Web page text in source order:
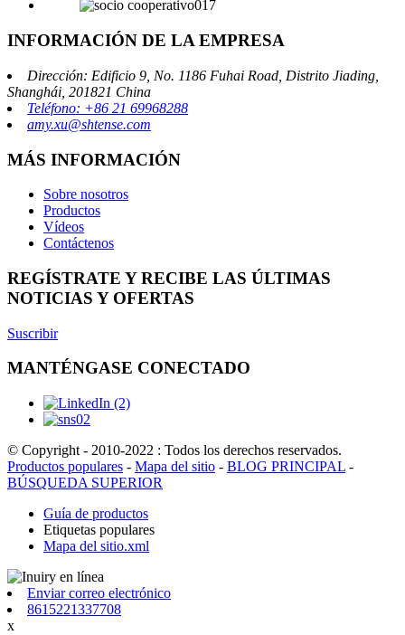
INFORMACIÓN DE LA EMPRESA
Dirección: Edificio 9, No. 1186 Fuhai Road, Distrito Jiading,
Shanghái, 201821 China
Teléfono: +86 21 69968288
amy.xu@shtense.com
MÁS INFORMACIÓN
Sobre nosotros
Productos
Vídeos
Contáctenos
REGÍSTRATE Y RECIBE LAS ÚLTIMAS
NOTICIAS Y OFERTAS
Suscribir
MANTÉNGASE CONECTADO
© Copyright - 2010-2022 : Todos los derechos reservados.
Productos populares - Mapa del sitio - BLOG PRINCIPAL -
BÚSQUEDA SUPERIOR
Guía de productos
Etiquetas populares
Mapa del sitio.xml
Enviar correo electrónico
8615221337708
x